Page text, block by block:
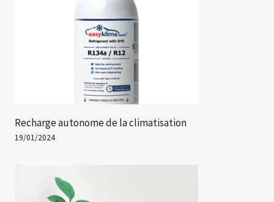
Recharge autonome de la climatisation
19/01/2024